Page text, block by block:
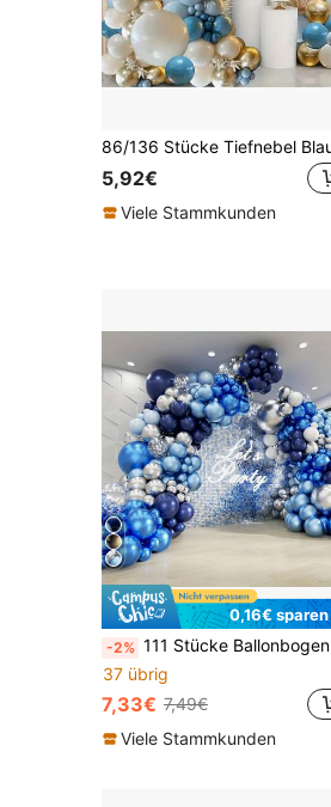
5,92€
Viele Stammkunden
0,16€ sparen
-2% 111 Stücke Ballonbogen Set, Marineblau, Silbergrau, Blau, Metallicblau, Dunkelblau bis Hellblau Latexballons, Folienballons, geeignet für Babyparty, Geburtstag, Abschlussfeier und andere Anlässe Dekoration
37 übrig
7,33€ 7,49€
Viele Stammkunden